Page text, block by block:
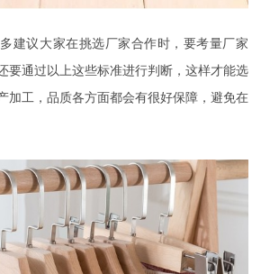
建议大家在挑选厂家合作时，要考量厂家
要通过以上这些标准进行判断，这样才能选
加工，品质各方面都会有很好保障，避免在